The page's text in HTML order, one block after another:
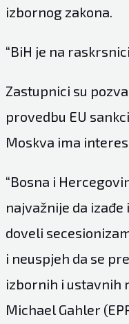
izbornog zakona.
“BiH je na
Zastupnici su
provedbu EU
Moskva ima
“Bosna i
najvažnije da izađe
doveli
i neuspjeh da se
izbornih i ustavnih
Michael Gahler